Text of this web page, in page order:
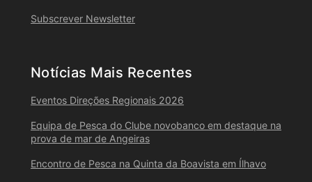
Subscrever Newsletter
Notícias Mais Recentes
Eventos Direções Regionais 2026
Equipa de Pesca do Clube novobanco em destaque na
prova de mar de Angeiras
Encontro de Pesca na Quinta da Boavista em Ílhavo